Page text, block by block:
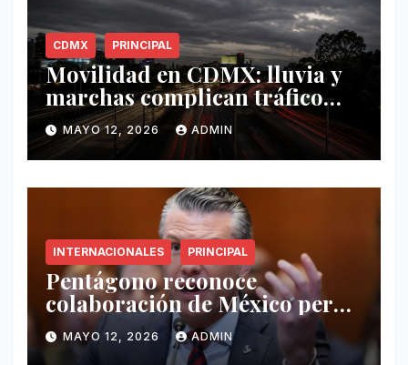
CDMX PRINCIPAL
Movilidad en CDMX: lluvia y
marchas complican tráfico
este 12 de mayo
MAYO 12, 2026 ADMIN
INTERNACIONALES PRINCIPAL
Pentágono reconoce
colaboración de México pero
exige mayor operatividad
antidrogas
MAYO 12, 2026 ADMIN